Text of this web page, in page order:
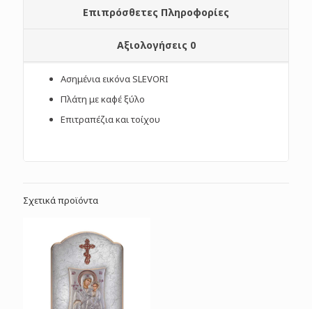
Επιπρόσθετες Πληροφορίες
Αξιολογήσεις 0
Ασημένια εικόνα SLEVORI
Πλάτη με καφέ ξύλο
Επιτραπέζια και τοίχου
Σχετικά προϊόντα